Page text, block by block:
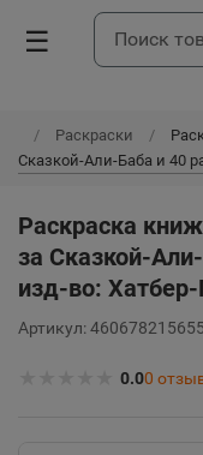
☰
Раскраски
Сказкой-Али-Баба и 40
Раскраска
за Сказкой-
изд-во:
Артикул:
0.00